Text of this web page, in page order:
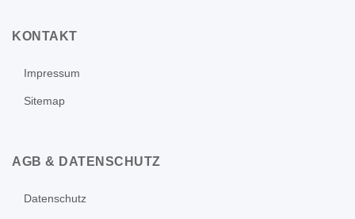
KONTAKT
Impressum
Sitemap
AGB & DATENSCHUTZ
Datenschutz